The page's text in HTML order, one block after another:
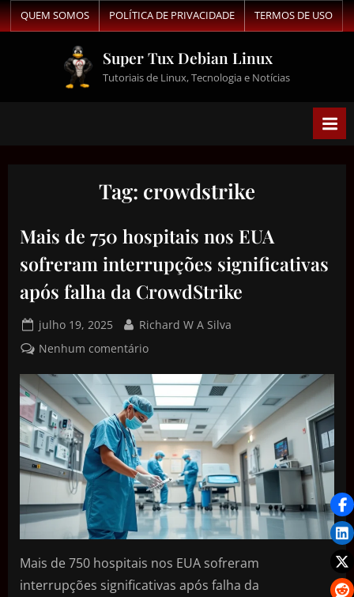
QUEM SOMOS POLÍTICA DE PRIVACIDADE TERMOS DE USO
Super Tux Debian Linux
Tutoriais de Linux, Tecnologia e Notícias
Tag: crowdstrike
Mais de 750 hospitais nos EUA
sofreram interrupções significativas
após falha da CrowdStrike
julho 19, 2025
Richard W A Silva
Nenhum comentário
Mais de 750 hospitais nos EUA sofreram
interrupções significativas após falha da